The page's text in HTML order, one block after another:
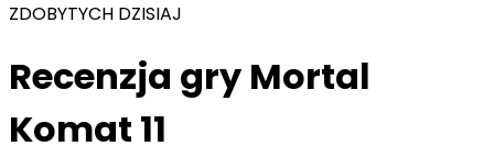
ZDOBYTYCH DZISIAJ
Recenzja gry Mortal
Komat 11